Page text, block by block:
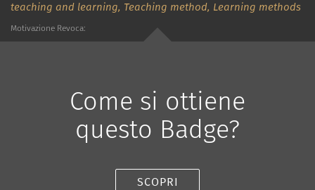
teaching and learning, Teaching method, Learning methods
Motivazione Revoca:
Come si ottiene
questo Badge?
SCOPRI